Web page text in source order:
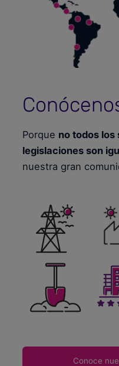
Porque no todos los
legislaciones son
nuestra gran
Conoce